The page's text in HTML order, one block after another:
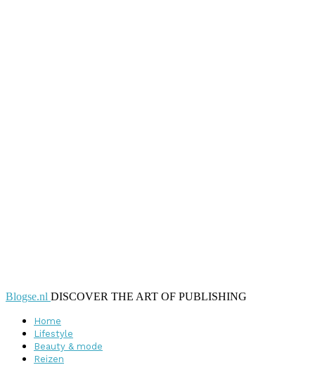
Blogse.nl DISCOVER THE ART OF PUBLISHING
Home
Lifestyle
Beauty & mode
Reizen